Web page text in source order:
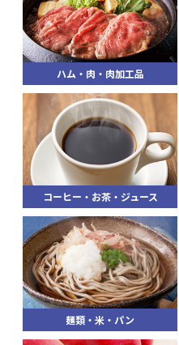
ハム・肉・肉加工品
コーヒー・お茶・ジュース
麺類・米・パン